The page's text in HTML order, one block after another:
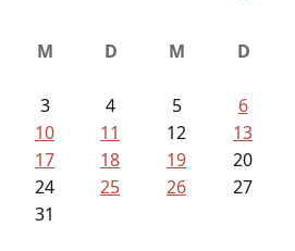
M D M D
3
4 5 6
10
11 12 13
17
18 19 20
24
25 26 27
31